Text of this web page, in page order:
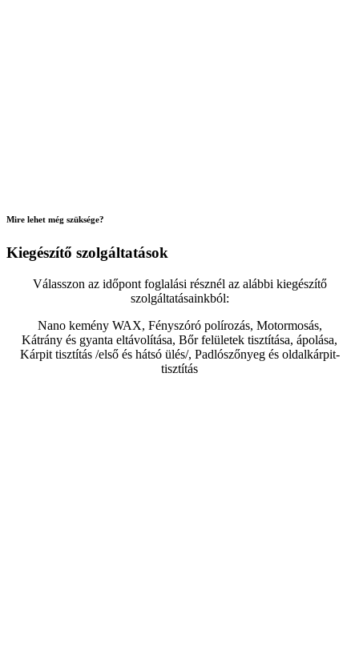
Mire lehet még szüksége?
Kiegészítő szolgáltatások
Válasszon az időpont foglalási résznél az alábbi kiegészítő
szolgáltatásainkból:
Nano kemény WAX, Fényszóró polírozás, Motormosás,
Kátrány és gyanta eltávolítása, Bőr felületek tisztítása, ápolása,
Kárpit tisztítás /első és hátsó ülés/, Padlószőnyeg és oldalkárpit-
tisztítás